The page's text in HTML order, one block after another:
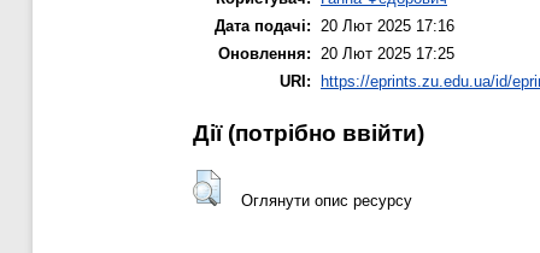
Дата подачі: 20 Лют 2025 17:16
Оновлення: 20 Лют 2025 17:25
URI:
https://eprints.zu.edu.ua/id/
Дії ​​(потрібно ввійти)
Оглянути опис ресурсу